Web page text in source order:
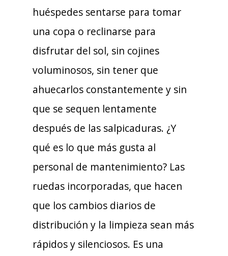
huéspedes sentarse para tomar
una copa o reclinarse para
disfrutar del sol, sin cojines
voluminosos, sin tener que
ahuecarlos constantemente y sin
que se sequen lentamente
después de las salpicaduras. ¿Y
qué es lo que más gusta al
personal de mantenimiento? Las
ruedas incorporadas, que hacen
que los cambios diarios de
distribución y la limpieza sean más
rápidos y silenciosos. Es una